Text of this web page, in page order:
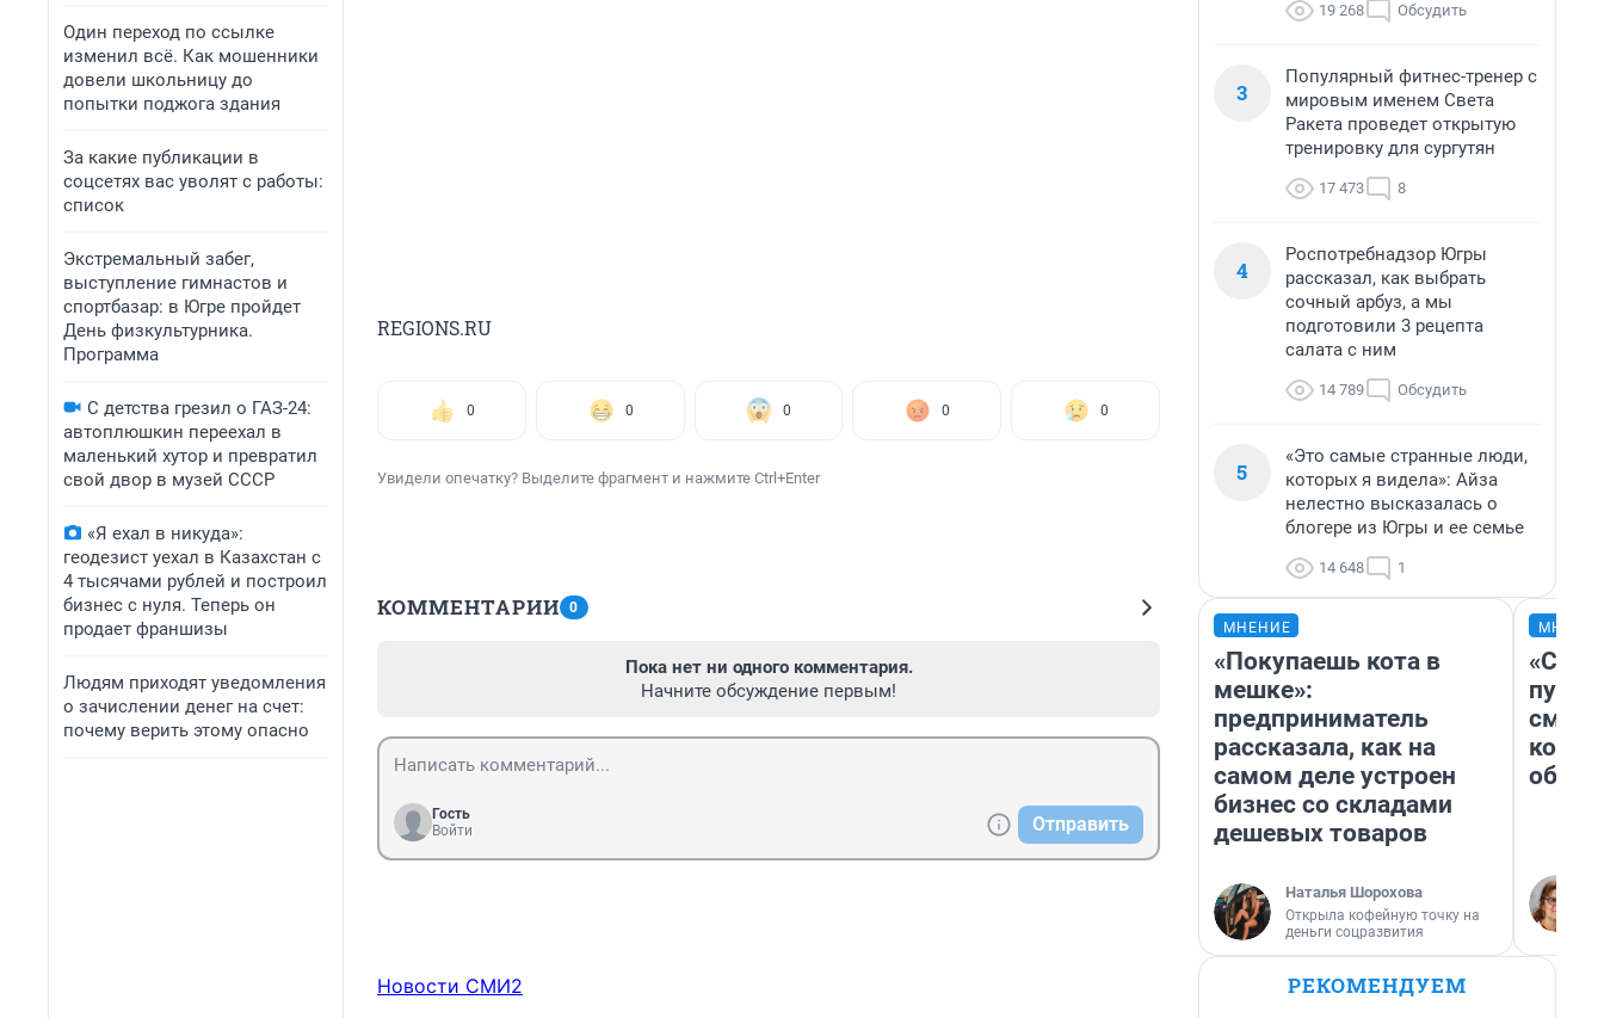
Один переход по ссылке
изменил всё. Как мошенники
довели школьницу до
попытки поджога здания
За какие публикации в
соцсетях вас уволят с работы:
список
Экстремальный забег,
выступление гимнастов и
спортбазар: в Югре пройдет
День физкультурника.
Программа
С детства грезил о ГАЗ-24:
автоплюшкин переехал в
маленький хутор и превратил
свой двор в музей СССР
«Я ехал в никуда»:
геодезист уехал в Казахстан с
4 тысячами рублей и построил
бизнес с нуля. Теперь он
продает франшизы
Людям приходят уведомления
о зачислении денег на счет:
почему верить этому опасно
REGIONS.RU
0 0 0 0 0
Увидели опечатку? Выделите фрагмент и нажмите Ctrl+Enter
КОММЕНТАРИИ 0
Пока нет ни одного комментария.
Начните обсуждение первым!
Гость
Войти
Отправить
Новости СМИ2
19 268 Обсудить
3
Популярный фитнес-тренер с
мировым именем Света
Ракета проведет открытую
тренировку для сургутян
17 473 8
4
Роспотребнадзор Югры
рассказал, как выбрать
сочный арбуз, а мы
подготовили 3 рецепта
салата с ним
14 789 Обсудить
5
«Это самые странные люди,
которых я видела»: Айза
нелестно высказалась о
блогере из Югры и ее семье
14 648 1
МНЕНИЕ
«Покупаешь кота в
мешке»:
предприниматель
рассказала, как на
самом деле устроен
бизнес со складами
дешевых товаров
Наталья Шорохова
Открыла кофейную точку на
деньги соцразвития
РЕКОМЕНДУЕМ